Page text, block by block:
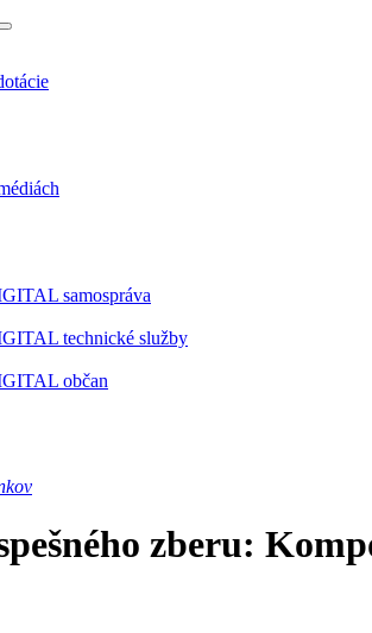
samospráva
technické služby
občan
zberu: